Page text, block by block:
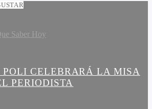
Saber Hoy
CELEBRARÁ LA MISA
PERIODISTA